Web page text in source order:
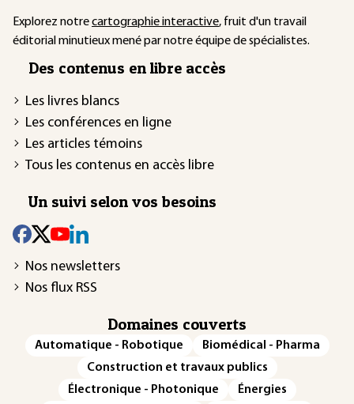
Explorez notrecartographie interactive, fruit d'un travail
éditorial minutieux mené par notre équipe de spécialistes.
Des contenus en libre accès
Les livres blancs
Les conférences en ligne
Les articles témoins
Tous les contenus en accès libre
Un suivi selon vos besoins
Nos newsletters
Nos flux RSS
Domaines couverts
Automatique - Robotique
Biomédical - Pharma
Construction et travaux publics
Électronique - Photonique
Énergies